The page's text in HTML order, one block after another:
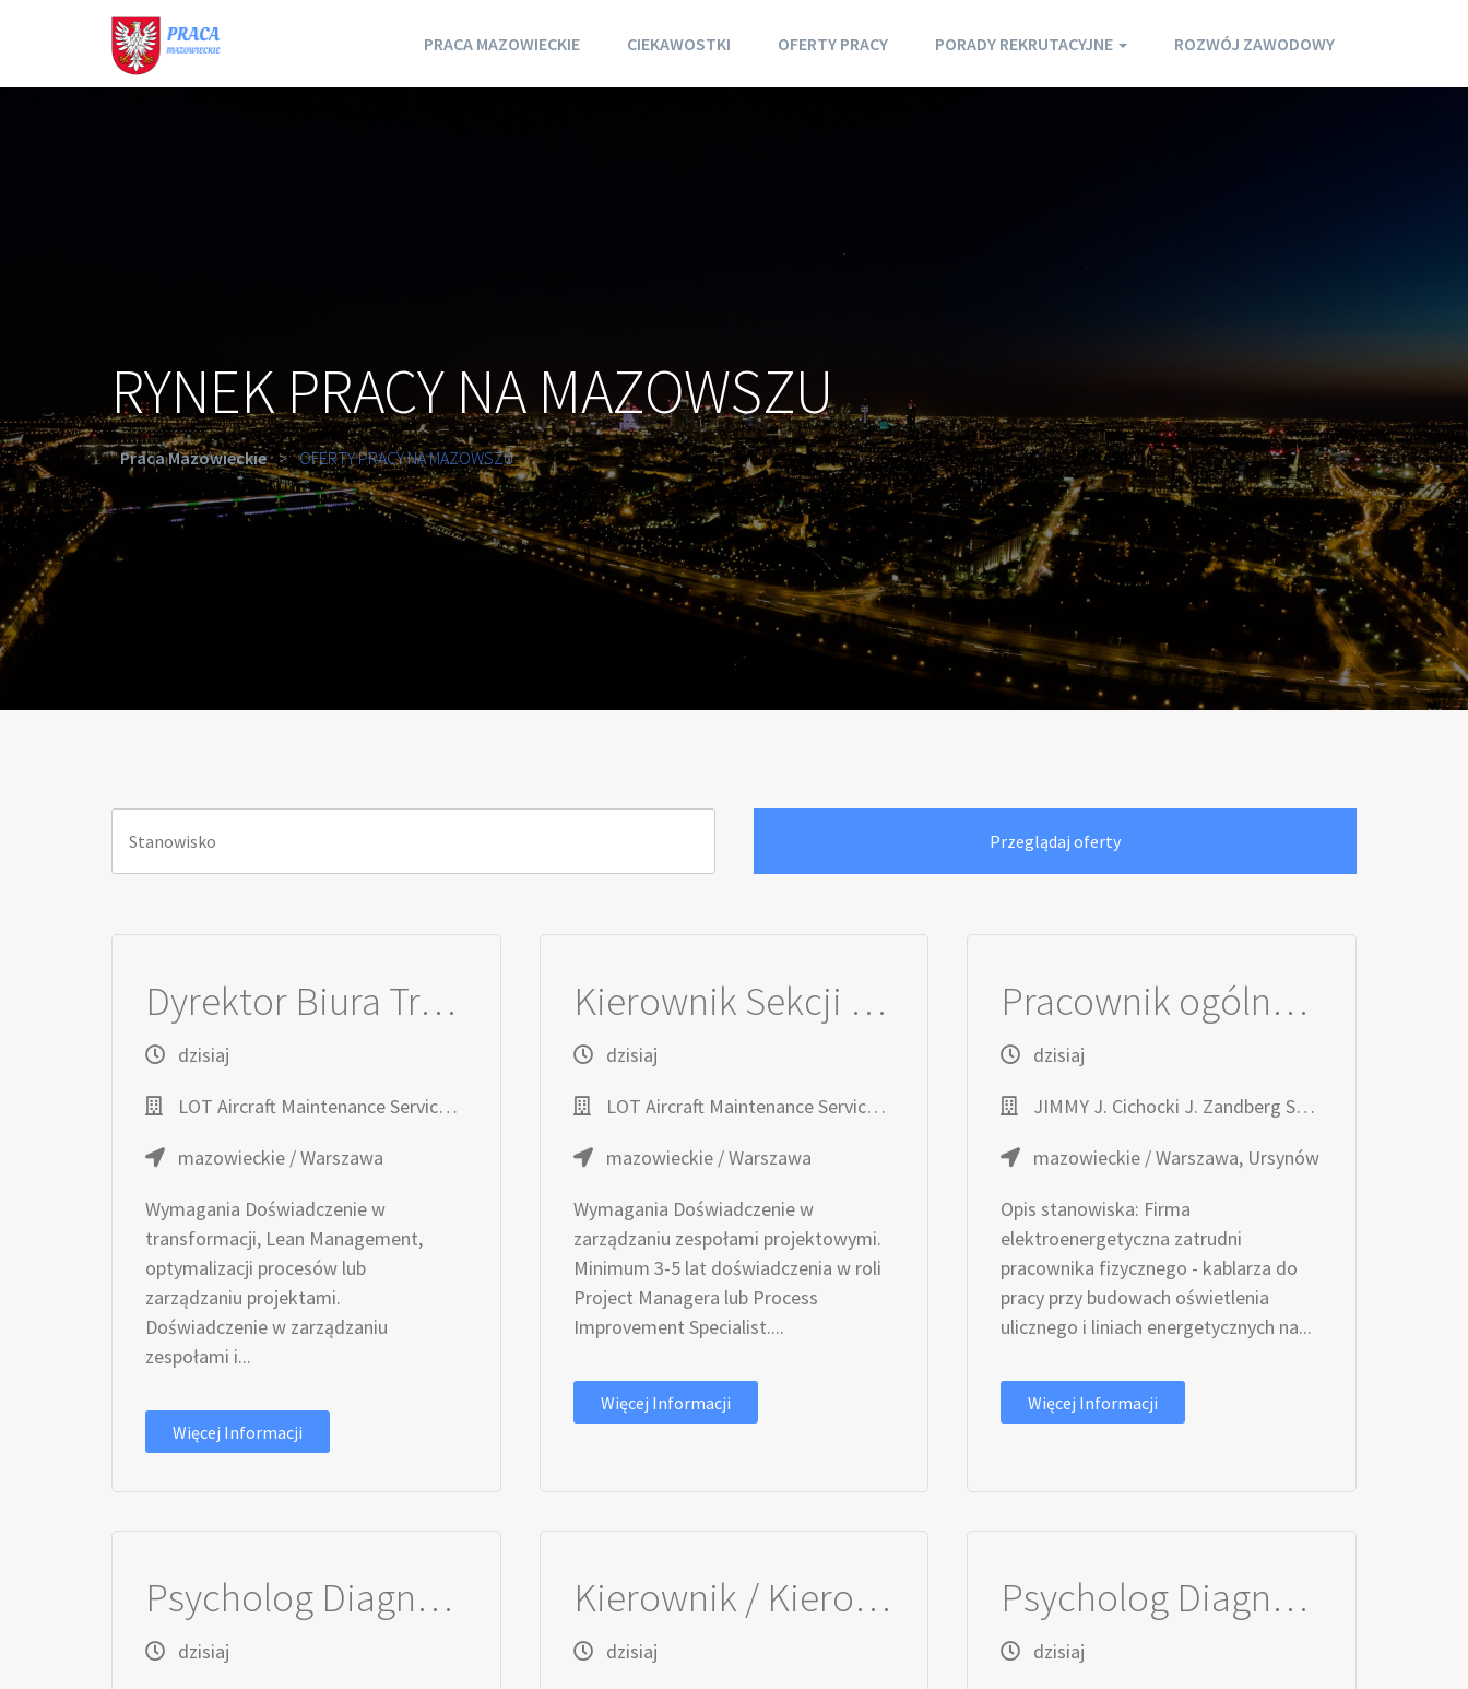
PRACA MAZOWIECKIE CIEKAWOSTKI OFERTY PRACY PORADY REKRUTACYJNE ROZWÓJ ZAWODOWY
RYNEK PRACY NA MAZOWSZU
Praca Mazowieckie > OFERTY PRACY NA MAZOWSZU
Dyrektor Biura Transformacji (K/M)
dzisiaj
LOT Aircraft Maintenance Services Sp. z o.o.
mazowieckie / Warszawa
Wymagania Doświadczenie w
transformacji, Lean Management,
optymalizacji procesów lub
zarządzaniu projektami.
Doświadczenie w zarządzaniu
zespołami i...
Więcej Informacji
Kierownik Sekcji Projektów (K/M)
dzisiaj
LOT Aircraft Maintenance Services Sp. z o.o.
mazowieckie / Warszawa
Wymagania Doświadczenie w
zarządzaniu zespołami projektowymi.
Minimum 3-5 lat doświadczenia w roli
Project Managera lub Process
Improvement Specialist....
Więcej Informacji
Pracownik ogólnobudowlany – Kablarz
dzisiaj
JIMMY J. Cichocki J. Zandberg Spółka Jawna
mazowieckie / Warszawa, Ursynów
Opis stanowiska: Firma
elektroenergetyczna zatrudni
pracownika fizycznego - kablarza do
pracy przy budowach oświetlenia
ulicznego i liniach energetycznych na...
Więcej Informacji
Psycholog Diagnosta / Psycholożka Diagnostka osób dorosłych
dzisiaj
Kierownik / Kierowniczka Projektów R&D
dzisiaj
Psycholog Diagnosta / Psycholożka Diagnostka osób dorosłych
dzisiaj